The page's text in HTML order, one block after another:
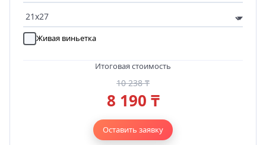
Живая виньетка
Итоговая стоимость
10 238 ₸
8 190 ₸
Оставить заявку